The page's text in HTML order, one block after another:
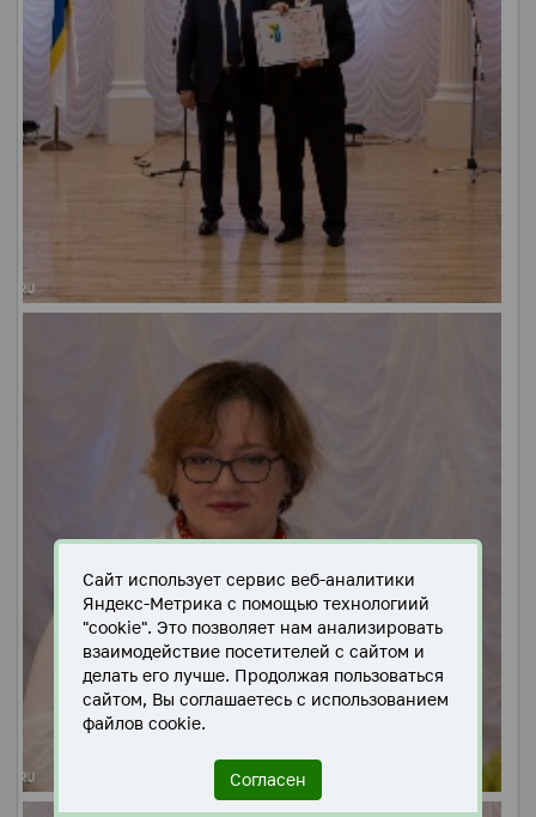
Сайт использует сервис веб-аналитики
Яндекс-Метрика с помощью технологиий
"cookie". Это позволяет нам анализировать
взаимодействие посетителей с сайтом и
делать его лучше. Продолжая пользоваться
сайтом, Вы соглашаетесь с использованием
файлов cookie.
Согласен